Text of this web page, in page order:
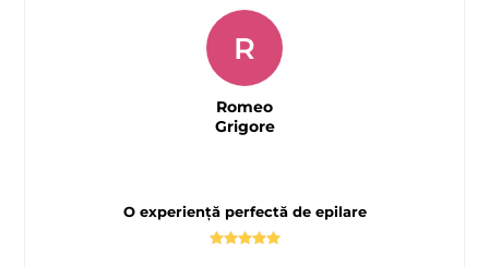
fabricii MAYSTAR COSMETICA Spania si a
O experiență perfectă de epilare
R
Romeo
Grigore